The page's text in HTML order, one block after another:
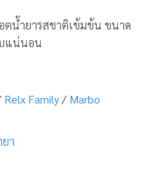
ตน้ำยารสชาติเข้มข้น ขนาด
บแน่นอน
Relx Family/ Marbo
า